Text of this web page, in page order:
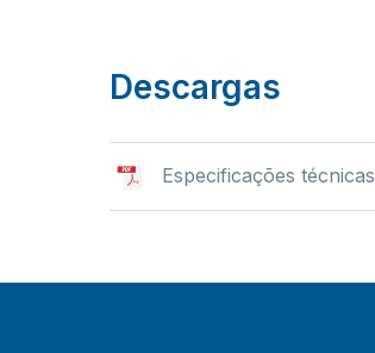
Descargas
Especificações técnicas